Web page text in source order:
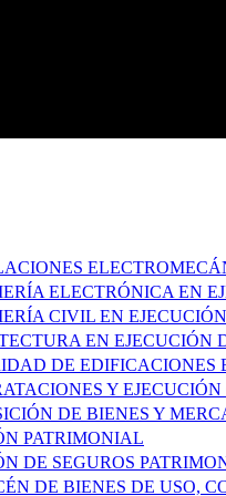
ELECTRÓNICA EN
CIVIL EN
EN EJECUCIÓN
DE EDIFICACIONES
Y
DE BIENES Y
PATRIMONIAL
DE SEGUROS
DE BIENES DE USO,